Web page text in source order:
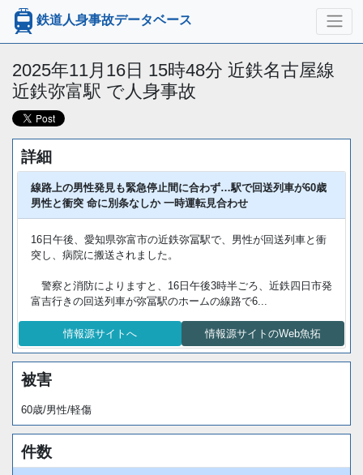
鉄道人身事故データベース
2025年11月16日 15時48分 近鉄名古屋線
近鉄弥富駅 で人身事故
詳細
線路上の男性発見も緊急停止間に合わず…駅で回送列車が60歳
男性と衝突 命に別条なしか 一時運転見合わせ
16日午後、愛知県弥富市の近鉄弥冨駅で、男性が回送列車と衝
突し、病院に搬送されました。
警察と消防によりますと、16日午後3時半ごろ、近鉄四日市発
富吉行きの回送列車が弥冨駅のホームの線路で6...
情報源サイトへ 情報源サイトのWeb魚拓
被害
60歳/男性/軽傷
件数